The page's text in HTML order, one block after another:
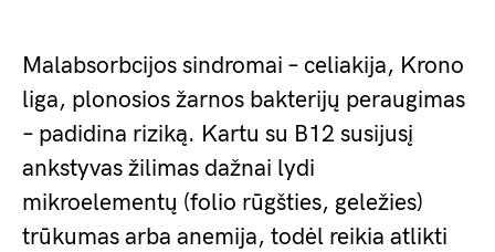
Malabsorbcijos sindromai – celiakija, Krono
liga, plonosios žarnos bakterijų peraugimas
– padidina riziką. Kartu su B12 susijusį
ankstyvas žilimas dažnai lydi
mikroelementų (folio rūgšties, geležies)
trūkumas arba anemija, todėl reikia atlikti